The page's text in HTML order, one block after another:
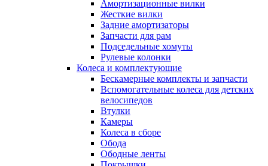
Амортизационные вилки
Жесткие вилки
Задние амортизаторы
Запчасти для рам
Подседельные хомуты
Рулевые колонки
Колеса и комплектующие
Бескамерные комплекты и запчасти
Вспомогательные колеса для детских
велосипедов
Втулки
Камеры
Колеса в сборе
Обода
Ободные ленты